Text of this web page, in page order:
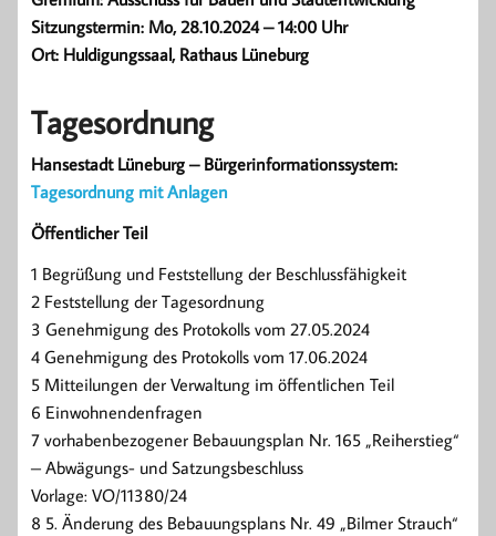
Sitzungstermin: Mo, 28.10.2024 – 14:00 Uhr
Ort: Huldigungssaal, Rathaus Lüneburg
Tagesordnung
Hansestadt Lüneburg – Bürgerinformationssystem:
Tagesordnung mit Anlagen
Öffentlicher Teil
1 Begrüßung und Feststellung der Beschlussfähigkeit
2 Feststellung der Tagesordnung
3 Genehmigung des Protokolls vom 27.05.2024
4 Genehmigung des Protokolls vom 17.06.2024
5 Mitteilungen der Verwaltung im öffentlichen Teil
6 Einwohnendenfragen
7 vorhabenbezogener Bebauungsplan Nr. 165 „Reiherstieg“
– Abwägungs- und Satzungsbeschluss
Vorlage: VO/11380/24
8 5. Änderung des Bebauungsplans Nr. 49 „Bilmer Strauch“